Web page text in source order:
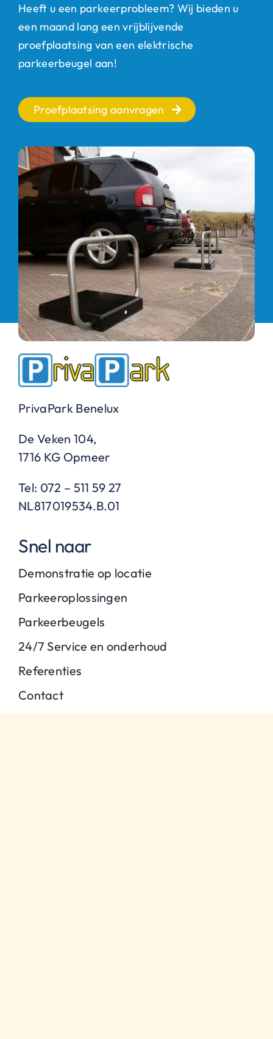
Heeft u een parkeerprobleem? Wij bieden u
een maand lang een vrijblijvende
proefplaatsing van een elektrische
parkeerbeugel aan!
Proefplaatsing aanvragen
PrivaPark Benelux
De Veken 104,
1716 KG Opmeer
Tel: 072 – 511 59 27
NL817019534.B.01
Snel naar
Demonstratie op locatie
Parkeeroplossingen
Parkeerbeugels
24/7 Service en onderhoud
Referenties
Contact